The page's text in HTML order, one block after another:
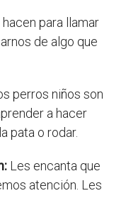
para llamar
de algo que
perros niños son
a hacer
pata o rodar.
Les encanta que
atención. Les